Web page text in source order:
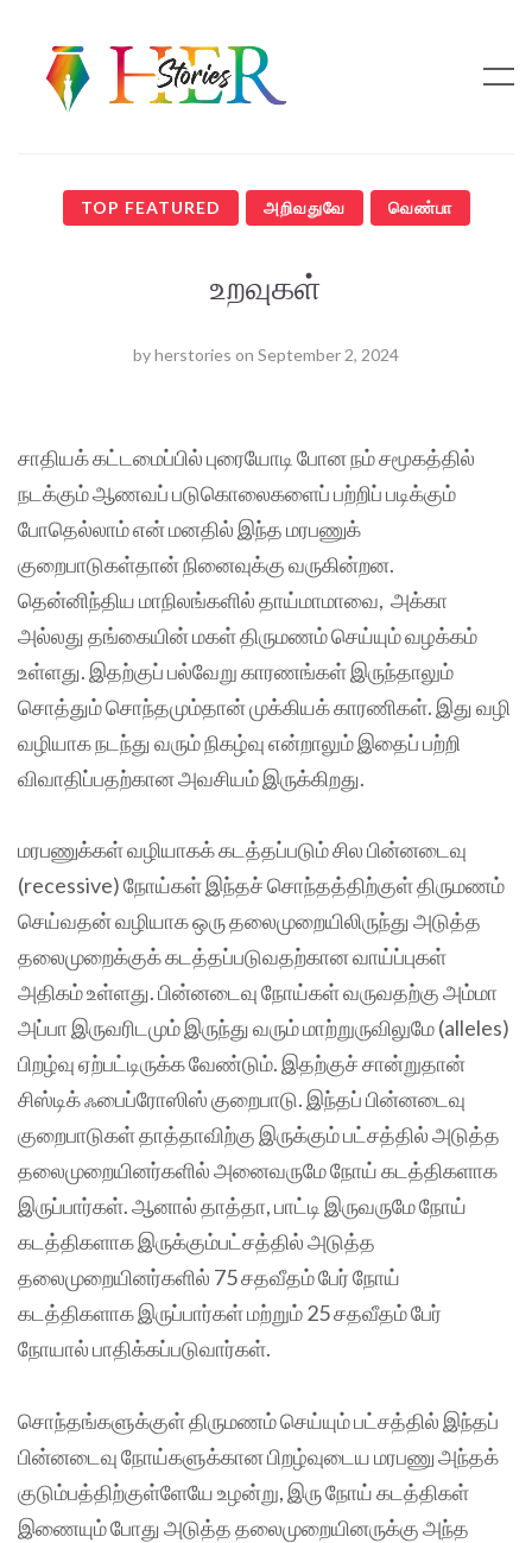
TOP FEATURED அறிவதுவே வெண்பா
உறவுகள்
byherstories on September 2, 2024
சாதியக் கட்டமைப்பில் புரையோடி போன நம் சமூகத்தில்
நடக்கும் ஆணவப் படுகொலைகளைப் பற்றிப் படிக்கும்
போதெல்லாம் என் மனதில் இந்த மரபணுக்
குறைபாடுகள்தான் நினைவுக்கு வருகின்றன.
தென்னிந்திய மாநிலங்களில் தாய்மாமாவை, அக்கா
அல்லது தங்கையின் மகள் திருமணம் செய்யும் வழக்கம்
உள்ளது‌. இதற்குப் பல்வேறு காரணங்கள் இருந்தாலும்
சொத்தும் சொந்தமும்தான் முக்கியக் காரணிகள். இது வழி
வழியாக நடந்து வரும் நிகழ்வு என்றாலும் இதைப் பற்றி
விவாதிப்பதற்கான அவசியம் இருக்கிறது.
மரபணுக்கள் வழியாகக் கடத்தப்படும் சில பின்னடைவு
(recessive) நோய்கள் இந்தச் சொந்தத்திற்குள் திருமணம்
செய்வதன் வழியாக ஒரு தலைமுறையிலிருந்து அடுத்த
தலைமுறைக்குக் கடத்தப்படுவதற்கான வாய்ப்புகள்
அதிகம் உள்ளது. பின்னடைவு நோய்கள் வருவதற்கு அம்மா
அப்பா இருவரிடமும் இருந்து வரும் மாற்றுருவிலுமே (alleles)
பிறழ்வு ஏற்பட்டிருக்க வேண்டும். இதற்குச் சான்றுதான்
சிஸ்டிக் ஃபைப்ரோஸிஸ் குறைபாடு. இந்தப் பின்னடைவு
குறைபாடுகள் தாத்தாவிற்கு இருக்கும் பட்சத்தில் அடுத்த
தலைமுறையினர்களில் அனைவருமே நோய் கடத்திகளாக
இருப்பார்கள். ஆனால் தாத்தா, பாட்டி இருவருமே நோய்
கடத்திகளாக இருக்கும்பட்சத்தில் அடுத்த
தலைமுறையினர்களில் 75 சதவீதம் பேர் நோய்
கடத்திகளாக இருப்பார்கள் மற்றும் 25 சதவீதம் பேர்
நோயால் பாதிக்கப்படுவார்கள்.
சொந்தங்களுக்குள் திருமணம் செய்யும் பட்சத்தில் இந்தப்
பின்னடைவு நோய்களுக்கான பிறழ்வுடைய மரபணு அந்தக்
குடும்பத்திற்குள்ளேயே உழன்று, இரு நோய் கடத்திகள்
இணையும் போது அடுத்த தலைமுறையினருக்கு அந்த